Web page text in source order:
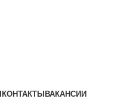
КОНТАКТЫ ВАКАНСИИ